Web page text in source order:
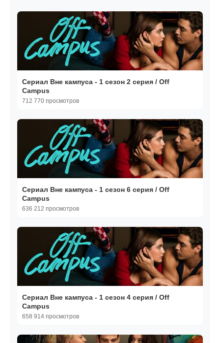
Сериал Вне кампуса - 1 сезон 2 серия / Off
Campus
712 770 просмотров
Сериал Вне кампуса - 1 сезон 6 серия / Off
Campus
636 212 просмотров
Сериал Вне кампуса - 1 сезон 4 серия / Off
Campus
658 914 просмотров